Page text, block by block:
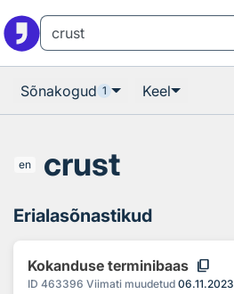
Sõnakogud 1 Keel
en crust
Erialasõnastikud
Kokanduse terminibaas content_copy
ID 463396 Viimati muudetud 06.11.2023